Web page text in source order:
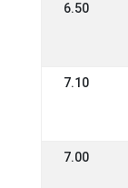
6.50
7.10
7.00